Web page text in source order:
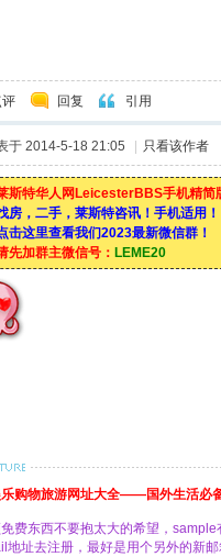
评 回复 引用
于 2014-5-18 21:05 只看该作者
斯特华人网LeicesterBBS手机精简
房，二手，莱斯特咨讯！手机适用！
击这里查看我们2023最新微信群！
先加群主微信号： LEME20
购物旅游网址大全——国外生活必
费东西不要抱太大的希望，
地址去注册，最好是用个另外的新